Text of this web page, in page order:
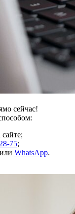
сейчас!
75;
или WhatsApp.